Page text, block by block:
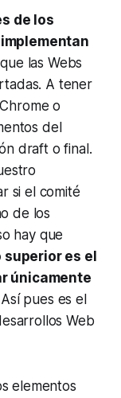
de los
las Webs
A tener
o
del
draftofinal.
si el comité
de los
hay que
superior es el
únicamente
pues es el
Web
elementos